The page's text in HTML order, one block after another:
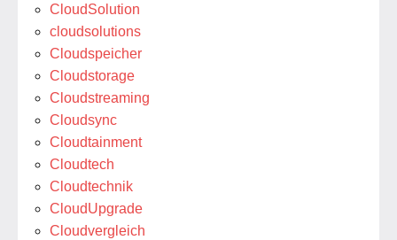
CloudSolution
cloudsolutions
Cloudspeicher
Cloudstorage
Cloudstreaming
Cloudsync
Cloudtainment
Cloudtech
Cloudtechnik
CloudUpgrade
Cloudvergleich